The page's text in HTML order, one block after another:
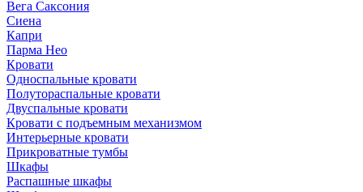
Вега Саксония
Сиена
Капри
Парма Нео
Кровати
Односпальные кровати
Полутораспальные кровати
Двуспальные кровати
Кровати с подъемным механизмом
Интерьерные кровати
Прикроватные тумбы
Шкафы
Распашные шкафы